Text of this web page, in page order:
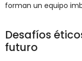
forman un equipo
Desafíos
futuro